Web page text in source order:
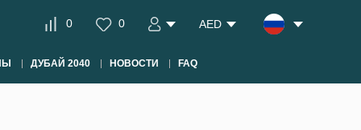
0 0 AED
ДУБАЙ 2040 НОВОСТИ FAQ